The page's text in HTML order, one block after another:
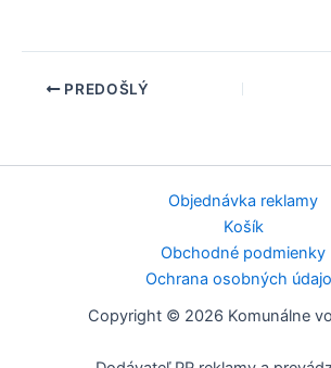
PREDOŠLÝ
Objednávka reklamy
Košík
Obchodné podmienky
Ochrana osobných
Copyright © 2026 Komunálne